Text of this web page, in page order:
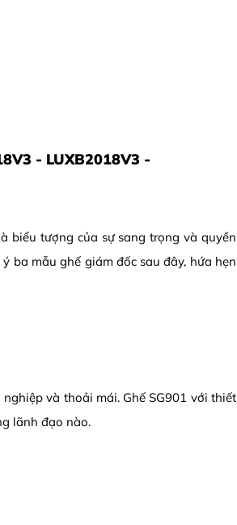
- LUXB2018V3 -
biểu tượng của sự sang trọng và quyền
ba mẫu ghế giám đốc sau đây, hứa hẹn
và thoải mái. Ghế SG901 với thiết
lãnh đạo nào.